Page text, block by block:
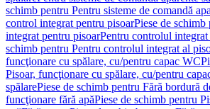
schimb pentru Pentru sisteme de comandă
control integrat pentru pisoarPiese de
integrat pentru pisoarPentru controlul
schimb pentru Pentru controlul integrat al
funcţionare cu spălare, cu/pentru capac WC
Pisoar, funcţionare cu spălare, cu/pentru
spălarePiese de schimb pentru Fără bordură
funcţionare fără apăPiese de schimb pentru